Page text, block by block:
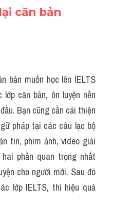
căn bản
bản muốn học lên IELTS
căn bản, ôn luyện nền
Bạn cũng cần cải thiện
tin, phim ảnh, video giải
phần quan trọng nhất
cho người mới. Sau đó
lớp IELTS, thì hiệu quả